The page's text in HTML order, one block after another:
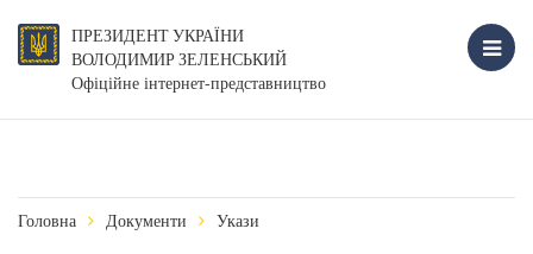
ПРЕЗИДЕНТ УКРАЇНИ
ВОЛОДИМИР ЗЕЛЕНСЬКИЙ
Офіційне інтернет-представництво
Головна Документи Укази